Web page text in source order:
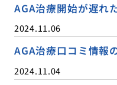
AGA治療開始が遅れ
2024.11.06
AGA治療口コミ情報
2024.11.04